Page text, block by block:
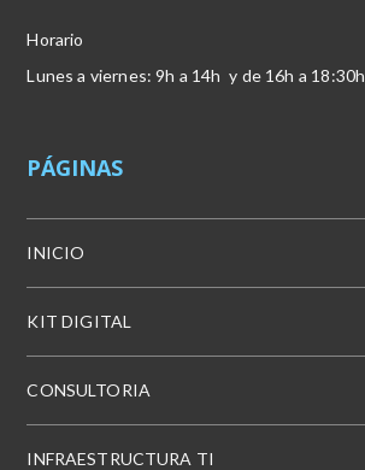
Horario
Lunes a viernes: 9h a 14h y de 16h a 18:30h
PÁGINAS
INICIO
KIT DIGITAL
CONSULTORIA
INFRAESTRUCTURA TI